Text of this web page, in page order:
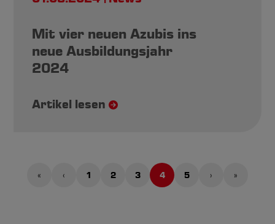
Mit vier neuen Azubis ins
neue Ausbildungsjahr
2024
Artikel lesen
Erste
«
Vorherige
‹
Page
1
Page
2
Page
3
Aktuelle
4
Page
5
Nächste
›
Letzte
»